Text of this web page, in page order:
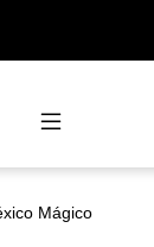
Mágico